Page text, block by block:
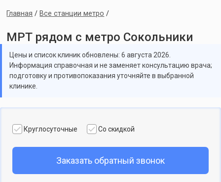
Главная / Все станции метро /
МРТ рядом с метро Сокольники
Цены и список клиник обновлены: 6 августа 2026.
Информация справочная и не заменяет консультацию врача;
подготовку и противопоказания уточняйте в выбранной
клинике.
Круглосуточные Со скидкой
Заказать обратный звонок